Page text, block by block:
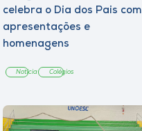
celebra o Dia dos Pais com
apresentações e
homenagens
Notícia Colégios